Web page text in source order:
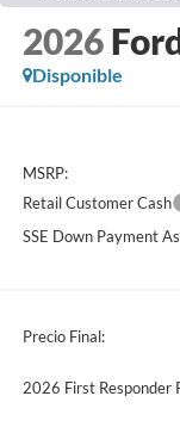
2026
Disponible
MSRP:
Retail Customer Cash
SSE Down Payment
Precio Final:
2026 First Responder